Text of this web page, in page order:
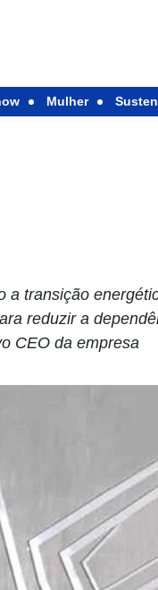
Mulher
a transição
reduzir a
CEO da empresa